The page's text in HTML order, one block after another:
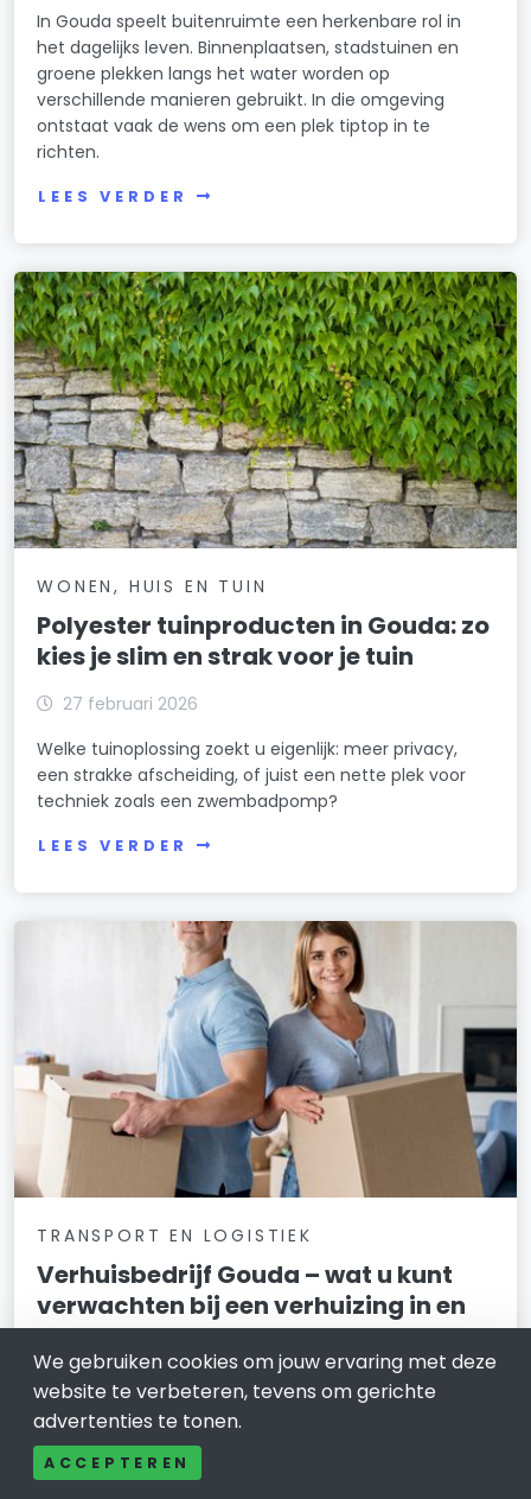
In Gouda speelt buitenruimte een herkenbare rol in
het dagelijks leven. Binnenplaatsen, stadstuinen en
groene plekken langs het water worden op
verschillende manieren gebruikt. In die omgeving
ontstaat vaak de wens om een plek tiptop in te
richten.
LEES VERDER
WONEN, HUIS EN TUIN
Polyester tuinproducten in Gouda: zo
kies je slim en strak voor je tuin
27 februari 2026
Welke tuinoplossing zoekt u eigenlijk: meer privacy,
een strakke afscheiding, of juist een nette plek voor
techniek zoals een zwembadpomp?
LEES VERDER
TRANSPORT EN LOGISTIEK
Verhuisbedrijf Gouda – wat u kunt
verwachten bij een verhuizing in en
rond Gouda
13 februari 2026
Verhuizen is voor veel mensen geen alledaagse
bezigheid. Het gebeurt vaak op een moment dat er al
veel speelt, zoals een nieuwe woning, een andere
We gebruiken cookies om jouw ervaring met deze
website te verbeteren, tevens om gerichte
advertenties te tonen.
ACCEPTEREN